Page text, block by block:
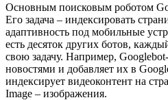
Основным поисковым роботом
Его задача – индексировать
адаптивность под мобильные
есть десяток других ботов,
свою задачу. Например,
новостями и добавляет их в
индексирует видеоконтент на
Image – изображения.